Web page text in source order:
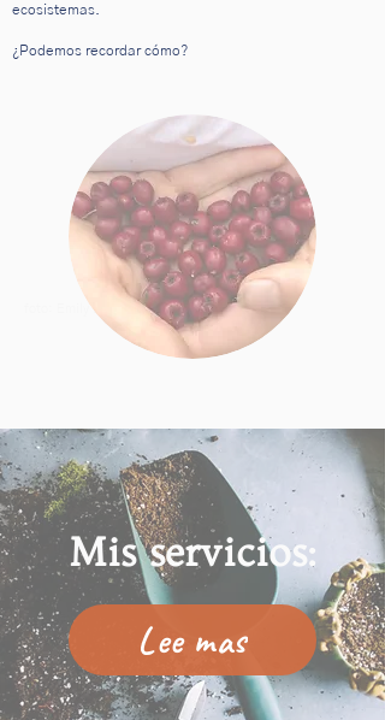
ecosistemas.
¿Podemos recordar cómo?
foto: Emily Buffi
Mis servicios:
Lee mas